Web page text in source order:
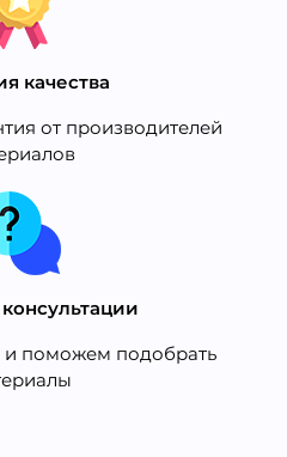
качества
от производителей
и поможем подобрать